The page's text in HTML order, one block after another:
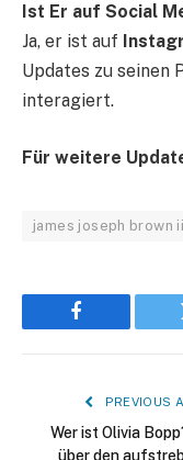
Ist Er auf Social
Ja, er ist auf
Updates zu seinen
interagiert.
Für weitere
james joseph brown ii
Facebook
PREVIOUS
Wer ist Olivia
über den